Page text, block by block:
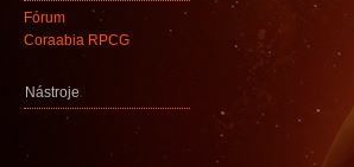
Fórum
Coraabia RPCG
Nástroje